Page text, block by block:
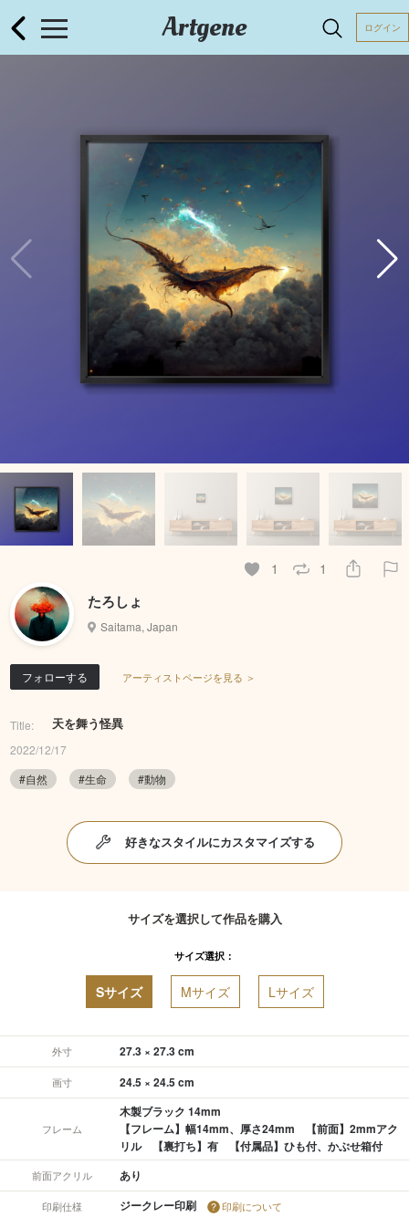
Artgene ログイン
1 1
たろしょ
Saitama, Japan
フォローする アーティストページを見る ＞
Title: 天を舞う怪異
2022/12/17
#自然
#生命 #動物
好きなスタイルにカスタマイズする
サイズを選択して作品を購入
サイズ選択：
Sサイズ Mサイズ Lサイズ
外寸 27.3 × 27.3 cm
画寸 24.5 × 24.5 cm
フレーム
木製ブラック 14mm
【フレーム】幅14mm、厚さ24mm 【前面】2mmアク
リル 【裏打ち】有 【付属品】ひも付、かぶせ箱付
前面アクリル あり
印刷仕様 ジークレー印刷 印刷について